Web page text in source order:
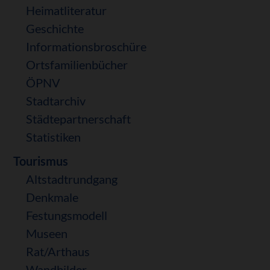
Heimatliteratur
Geschichte
Informationsbroschüre
Ortsfamilienbücher
ÖPNV
Stadtarchiv
Städtepartnerschaft
Statistiken
Tourismus
Altstadtrundgang
Denkmale
Festungsmodell
Museen
Rat/Arthaus